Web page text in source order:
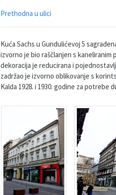
Prethodna u ulici
Kuća Sachs u Gundulićevoj 5
izvorno je bio raščlanjen s
dekoracija je reducirana i
zadržao je izvorno oblikovanje s
Kalda 1928. i 1930. godine za